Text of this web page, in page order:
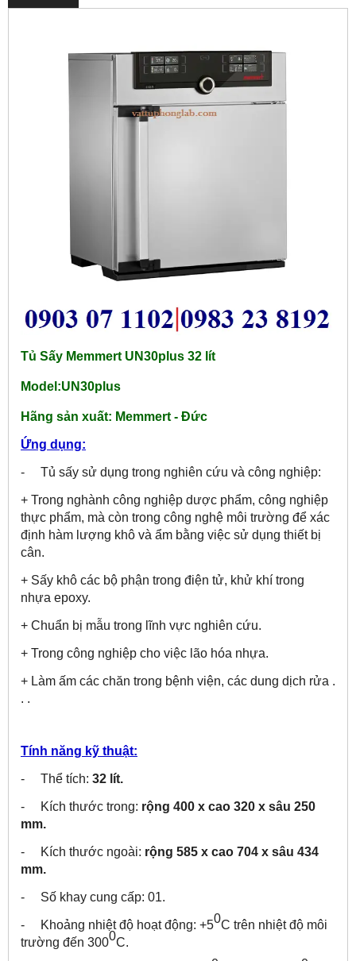
Tủ Sấy Memmert UN30plus 32 lít
Model:UN30plus
Hãng sản xuất: Memmert - Đức
Ứng dụng:
- Tủ sấy sử dụng trong nghiên cứu và công nghiệp:
+ Trong nghành công nghiệp dược phẩm, công nghiệp
thực phẩm, mà còn trong công nghệ môi trường để xác
định hàm lượng khô và ẩm bằng việc sử dụng thiết bị
cân.
+ Sấy khô các bộ phận trong điện tử, khử khí trong
nhựa epoxy.
+ Chuẩn bị mẫu trong lĩnh vực nghiên cứu.
+ Trong công nghiệp cho việc lão hóa nhựa.
+ Làm ấm các chăn trong bệnh viện, các dung dịch rửa .
. .
Tính năng kỹ thuật:
- Thể tích: 32 lít.
- Kích thước trong: rộng 400 x cao 320 x sâu 250
mm.
- Kích thước ngoài: rộng 585 x cao 704 x sâu 434
mm.
- Số khay cung cấp: 01.
- Khoảng nhiệt độ hoạt động: +50C trên nhiệt độ môi
trường đến 3000C.